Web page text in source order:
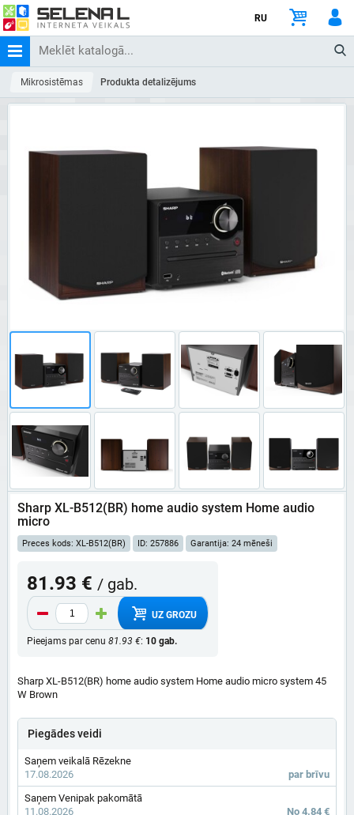
RU
Mikrosistēmas Produkta detalizējums
Sharp XL-B512(BR) home audio system Home audio
micro
Preces kods: XL-B512(BR) ID: 257886 Garantija: 24 mēneši
81.93 € / gab.
UZ GROZU
Pieejams par cenu 81.93 €: 10 gab.
Sharp XL-B512(BR) home audio system Home audio micro system 45
W Brown
Piegādes veidi
Saņem veikalā Rēzekne
17.08.2026
par brīvu
Saņem Venipak pakomātā
11.08.2026
No 4.84 €